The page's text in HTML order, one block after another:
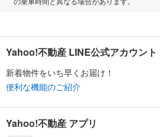
Yahoo!不動産 LINE公式アカウント
新着物件をいち早くお届け！
便利な機能のご紹介
Yahoo!不動産 アプリ